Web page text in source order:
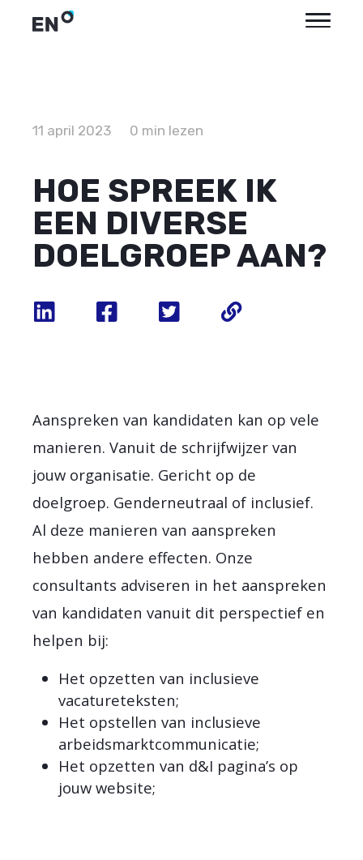
11 april 2023 0 min lezen
HOE SPREEK IK
EEN DIVERSE
DOELGROEP AAN?
Aanspreken van kandidaten kan op vele
manieren. Vanuit de schrijfwijzer van
jouw organisatie. Gericht op de
doelgroep. Genderneutraal of inclusief.
Al deze manieren van aanspreken
hebben andere effecten. Onze
consultants adviseren in het aanspreken
van kandidaten vanuit dit perspectief en
helpen bij:
Het opzetten van inclusieve
vacatureteksten;
Het opstellen van inclusieve
arbeidsmarktcommunicatie;
Het opzetten van d&I pagina’s op
jouw website;